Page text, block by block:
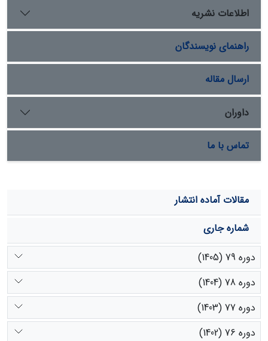
نتایج به‌دست‌آمده از آنالیز واریانس و آزمون توکی‏ با استفاده
از نرم‌افزار Minitab نشان داد که، با کاهش تراکم گیاهان
خزه‏ای، تولید رسوب و، به دنبال آن، فرسایش ویژه نیز
افزایش می‏یابد و بین چهار تراکم خزه و دو شدت آب در سطح
95% تفاوت معنی‏دار وجود دارد، اما در خصوص میزان
نفوذپذیری بین تیمارهای مختلف اختلاف معنی‌‏داری مشاهده
نشد.
اطلاعات نشریه
راهنمای نویسندگان
ارسال مقاله
داوران
تماس با ما
مقالات آماده انتشار
شماره جاری
دوره 79 (1405)
دوره 78 (1404)
دوره 77 (1403)
دوره 76 (1402)